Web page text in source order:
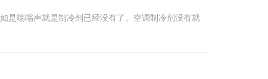
是嗡嗡声就是制冷剂已经没有了。空调制冷剂没有就